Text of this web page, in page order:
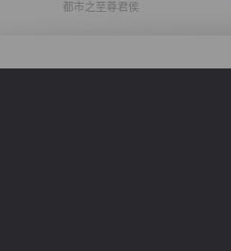
都市之至尊君侯